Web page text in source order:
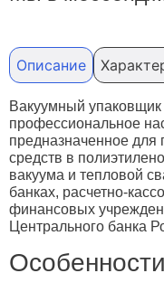
Описание
Вакуумный упаковщик
профессиональное
предназначенное для
средств в
вакуума и тепловой
банках, расчетно-
финансовых
Центрального банка